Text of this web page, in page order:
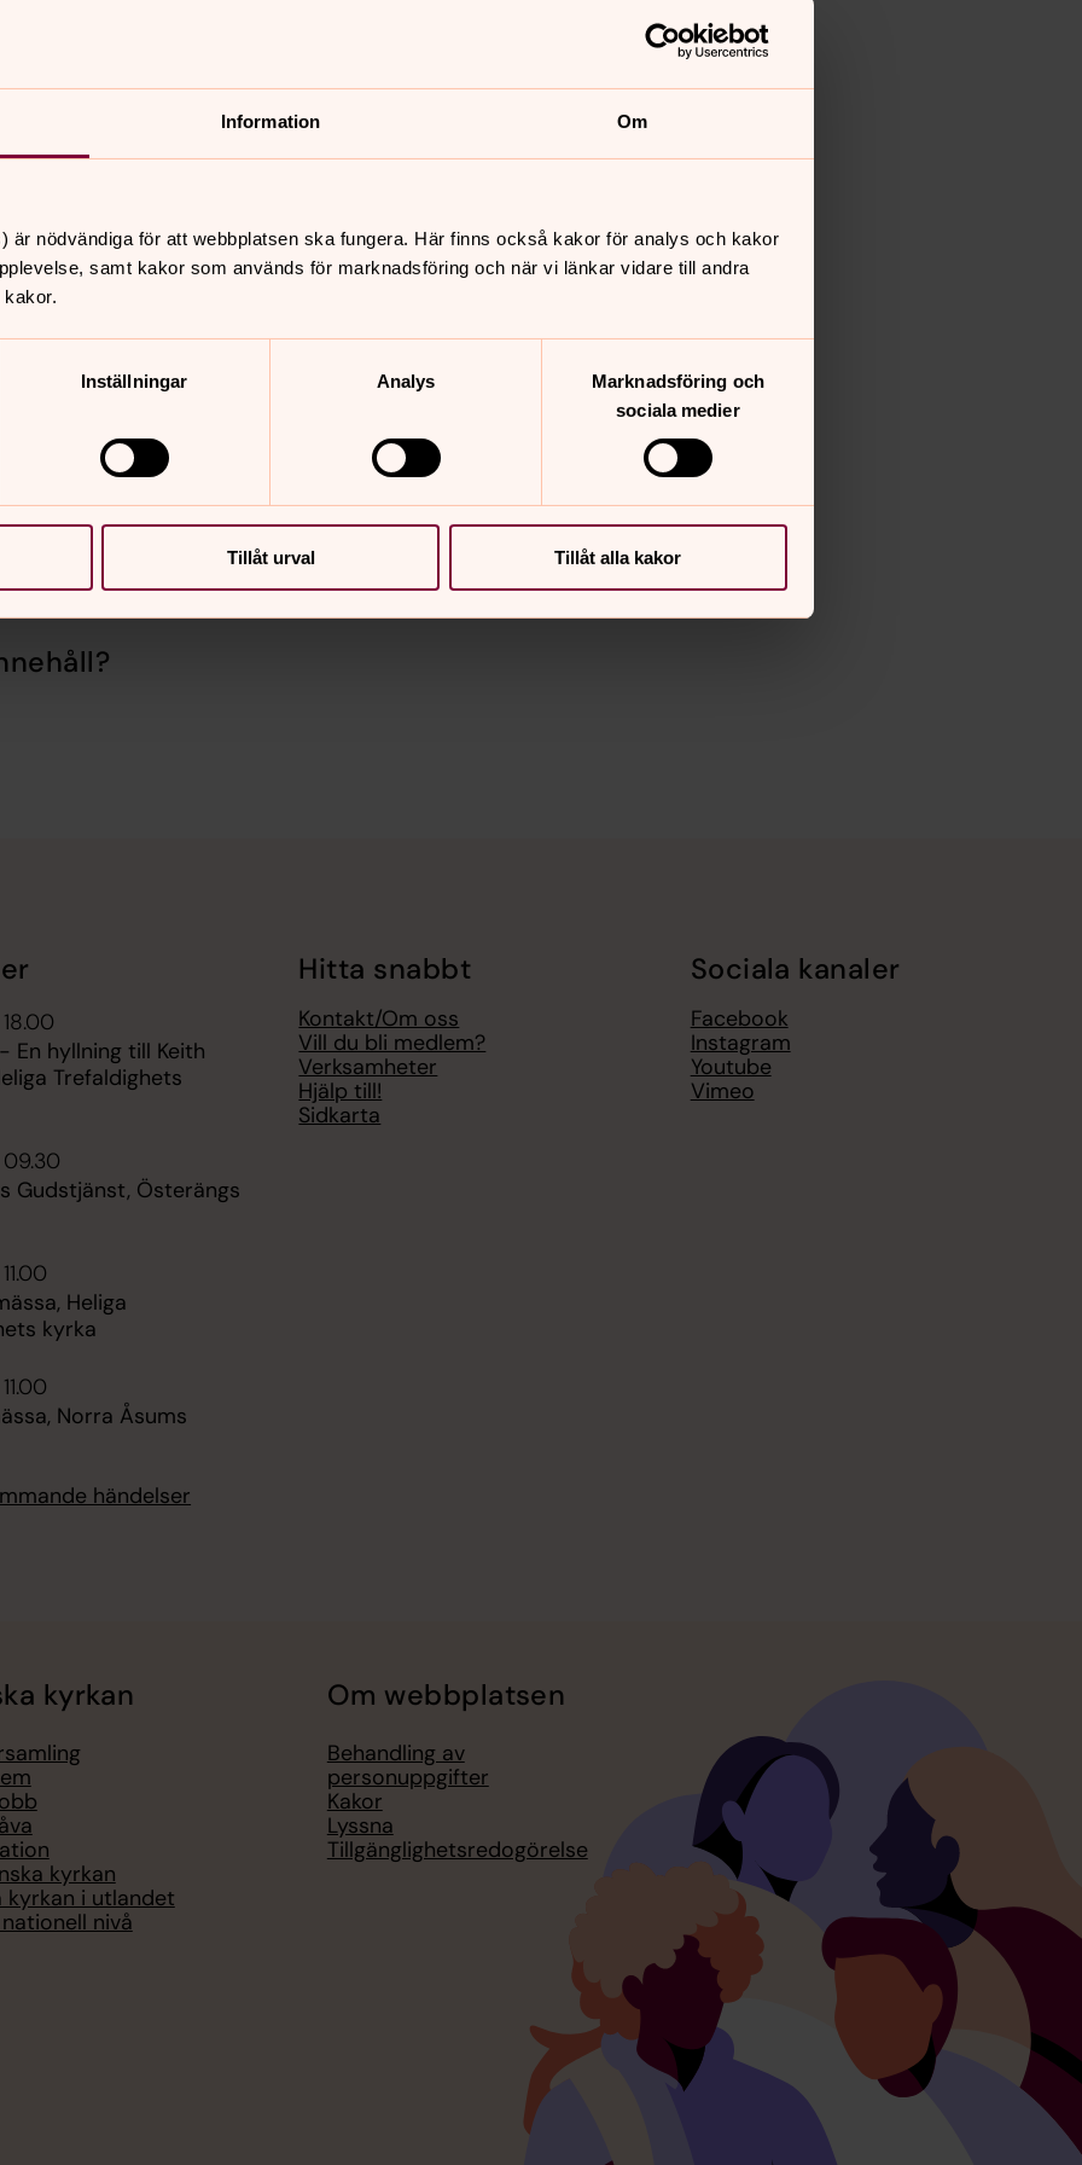
Information Om
är nödvändiga för att webbplatsen ska fungera. Här finns också kakor för analys och kakor
samt kakor som används för marknadsföring och när vi länkar vidare till andra
Inställningar Analys
Marknadsföring och
sociala medier
Tillåt urval Tillåt alla kakor
god. Laa alt Leffve i Dene
du I werden haffde ieg Moye oc
och danska samt motivet, är
En hyllning till Keith
Trefaldighets
Gudstjänst, Österängs
Heliga
kyrka
Norra Åsums
händelser
Hitta snabbt
Kontakt/Om oss
Vill du bli medlem?
Verksamheter
Hjälp till!
Sidkarta
Sociala kanaler
Facebook
Instagram
Youtube
Vimeo
kyrkan
kyrkan
kyrkan i utlandet
nivå
Om webbplatsen
Behandling av
personuppgifter
Kakor
Lyssna
Tillgänglighetsredogörelse